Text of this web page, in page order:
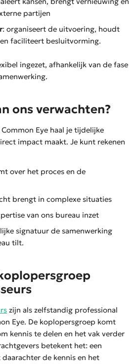
partijen
: organiseert de uitvoering, houdt
faciliteert besluitvorming.
ingezet, afhankelijk van de fase
ons verwachten?
Eye haal je tijdelijke
impact maakt. Je kunt rekenen
over het proces en de
brengt in complexe situaties
van ons bureau inzet
signatuur de samenwerking
tilt.
zijn als zelfstandig professional
Eye. De koplopersgroep komt
kennis te delen en het vak verder
betekent het: een
de kennis en het